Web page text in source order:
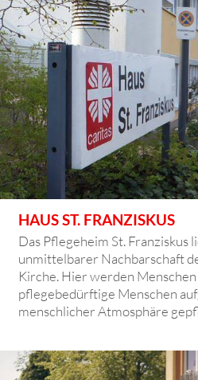
HAUS ST. FRANZISKUS
Das Pflegeheim St. Franziskus
unmittelbarer Nachbarschaft
Kirche. Hier werden
pflegebedürftige Menschen
menschlicher Atmosphäre